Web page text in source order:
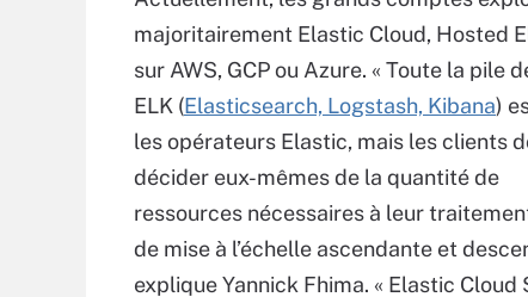
majoritairement Elastic Cloud, Hosted
sur AWS, GCP ou Azure. « Toute la pile
ELK (Elasticsearch, Logstash, Kibana)
les opérateurs Elastic, mais les clients
décider eux-mêmes de la quantité de
ressources nécessaires à leur
de mise à l’échelle ascendante et
explique Yannick Fhima. « Elastic Cloud